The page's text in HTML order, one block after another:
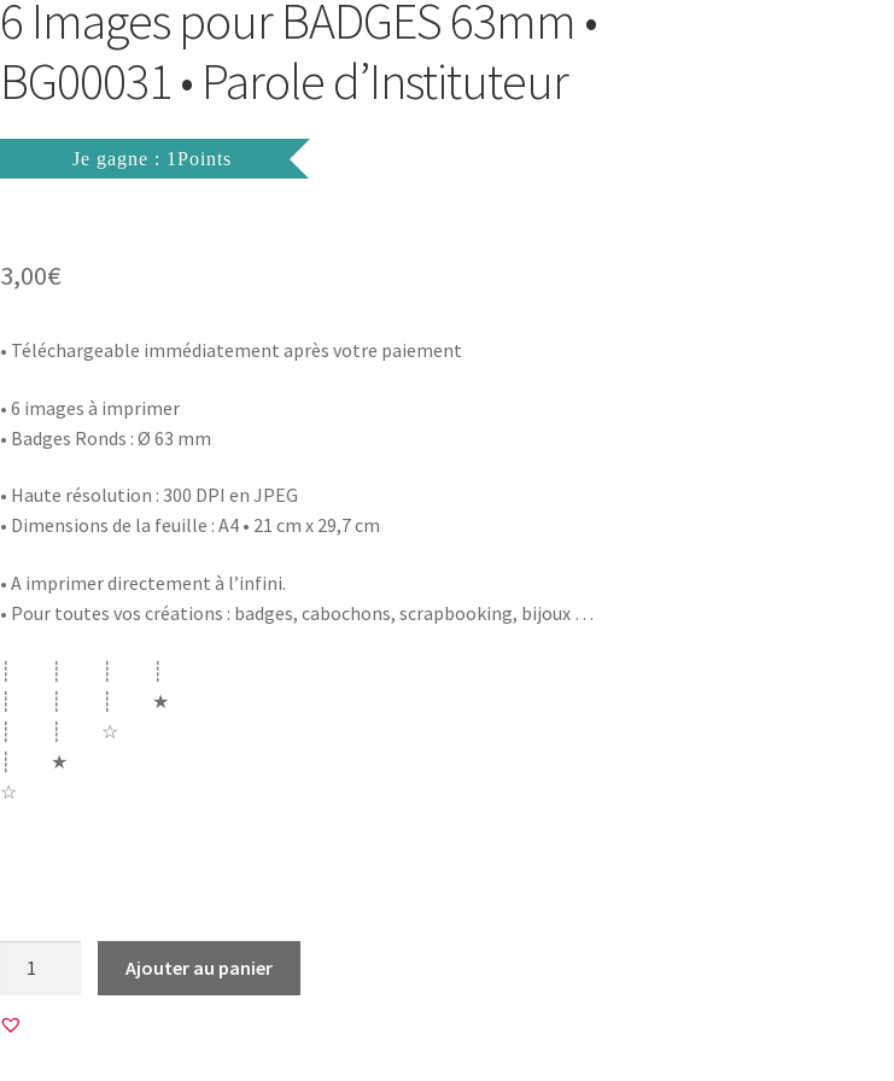
6 Images pour BADGES 63mm •
BG00031 • Parole d’Instituteur
Je gagne : 1Points
3,00€
• Téléchargeable immédiatement après votre paiement
• 6 images à imprimer
• Badges Ronds : Ø 63 mm
• Haute résolution : 300 DPI en JPEG
• Dimensions de la feuille : A4 • 21 cm x 29,7 cm
• A imprimer directement à l’infini.
• Pour toutes vos créations : badges, cabochons, scrapbooking, bijoux …
┊ ┊ ┊ ┊
┊ ┊ ┊ ★
┊ ┊ ☆
┊ ★
☆
6
Ajouter au panier